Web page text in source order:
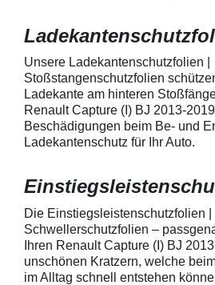
Fahrzeugkarosserien und
mechanische Einwirkung
entwickeltStärke der Folie
150 µmSchützt den
Lack in der GriffmuldenKeine
unschönen Kratzer durch
Fingenägel oder Ringe in den
GriffmuldenSpezielle
bestmöglichem Schutz gegen
Unsere Ladekantenschutzfolien |
Stoßstangenschutzfolien
Ladekante am hinteren
Renault Capture (I) BJ 2013-
Beschädigungen beim Be- und
Ladekantenschutz für Ihr Auto.
Die Einstiegsleistenschutzfolien |
Schwellerschutzfolien –
Ihren Renault Capture (I) BJ
unschönen Kratzern, welche
im Alltag schnell entstehen